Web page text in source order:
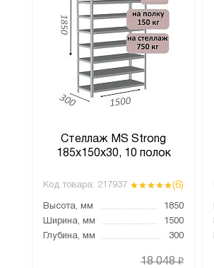
Стеллаж MS Strong
185х150х30, 10 полок
Код товара: 217937 (6)
Высота, мм
1850
Ширина, мм
1500
Глубина, мм
300
18 048₽